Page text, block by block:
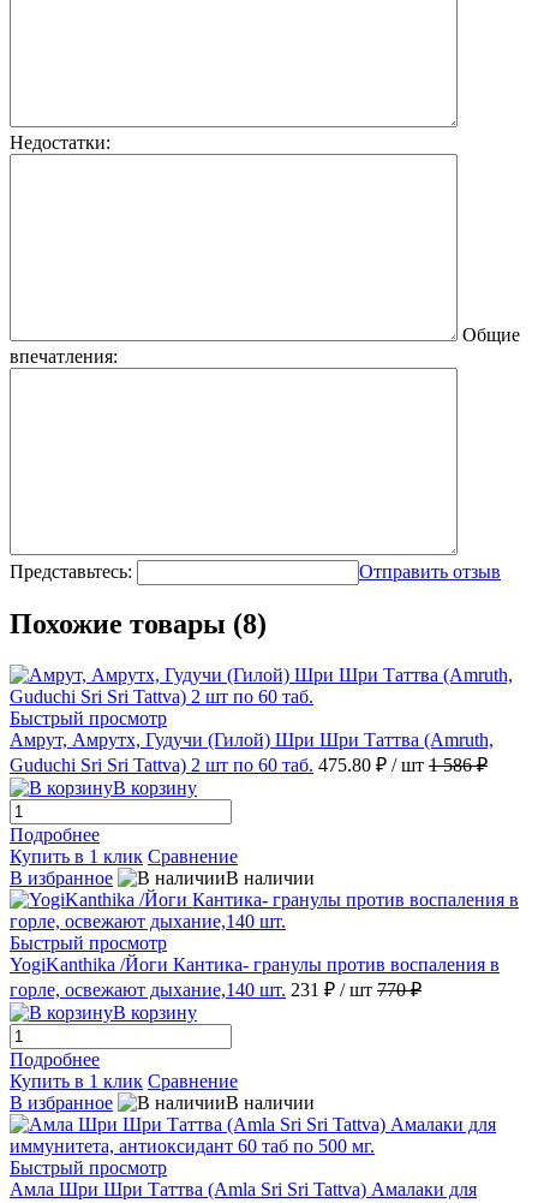
Недостатки:
Общие
впечатления:
Представьтесь: Отправить отзыв
Похожие товары (8)
Быстрый просмотр
Амрут, Амрутх, Гудучи (Гилой) Шри Шри Таттва (Amruth,
Guduchi Sri Sri Tattva) 2 шт по 60 таб. 475.80 ₽ / шт 1 586 ₽
В корзину
Подробнее
Купить в 1 клик Сравнение
В избранное
В наличии
Быстрый просмотр
YogiKanthika /Йоги Кантика- гранулы против воспаления в
горле, освежают дыхание,140 шт. 231 ₽ / шт 770 ₽
В корзину
Подробнее
Купить в 1 клик Сравнение
В избранное
В наличии
Быстрый просмотр
Амла Шри Шри Таттва (Amla Sri Sri Tattva) Амалаки для